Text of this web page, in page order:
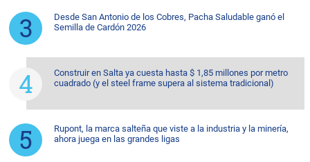
Desde San Antonio de los Cobres, Pacha Saludable ganó el
Semilla de Cardón 2026
Construir en Salta ya cuesta hasta $ 1,85 millones por metro
cuadrado (y el steel frame supera al sistema tradicional)
Rupont, la marca salteña que viste a la industria y la minería,
ahora juega en las grandes ligas